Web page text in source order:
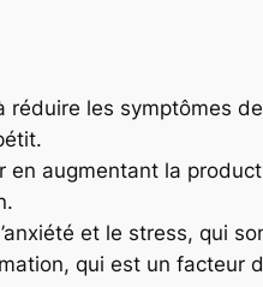
les symptômes
en augmentant la
et le stress, qui
qui est un facteur